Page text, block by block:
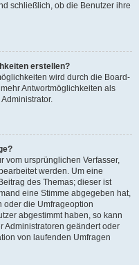
schließlich, ob die Benutzer ihre
erstellen?
wird durch die Board-
Antwortmöglichkeiten als
vom ursprünglichen Verfasser,
werden. Um eine
des Themas; dieser ist
eine Stimme abgegeben hat,
oder die Umfrageoption
abgestimmt haben, so kann
Administratoren geändert oder
von laufenden Umfragen